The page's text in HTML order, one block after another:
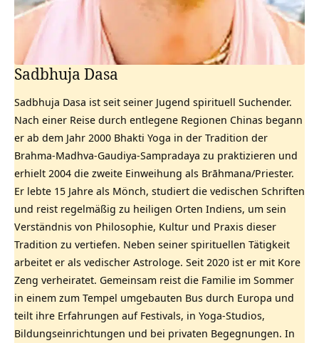
Sadbhuja Dasa
Sadbhuja Dasa ist seit seiner Jugend spirituell Suchender.
Nach einer Reise durch entlegene Regionen Chinas begann
er ab dem Jahr 2000 Bhakti Yoga in der Tradition der
Brahma-Madhva-Gaudiya-Sampradaya zu praktizieren und
erhielt 2004 die zweite Einweihung als Brāhmana/Priester.
Er lebte 15 Jahre als Mönch, studiert die vedischen Schriften
und reist regelmäßig zu heiligen Orten Indiens, um sein
Verständnis von Philosophie, Kultur und Praxis dieser
Tradition zu vertiefen. Neben seiner spirituellen Tätigkeit
arbeitet er als vedischer Astrologe. Seit 2020 ist er mit Kore
Zeng verheiratet. Gemeinsam reist die Familie im Sommer
in einem zum Tempel umgebauten Bus durch Europa und
teilt ihre Erfahrungen auf Festivals, in Yoga-Studios,
Bildungseinrichtungen und bei privaten Begegnungen. In